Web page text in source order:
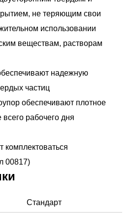
не теряющим свои
использовании
веществам, растворам
надежную
частиц
обеспечивают плотное
всего рабочего дня
комплектоваться
Стандарт